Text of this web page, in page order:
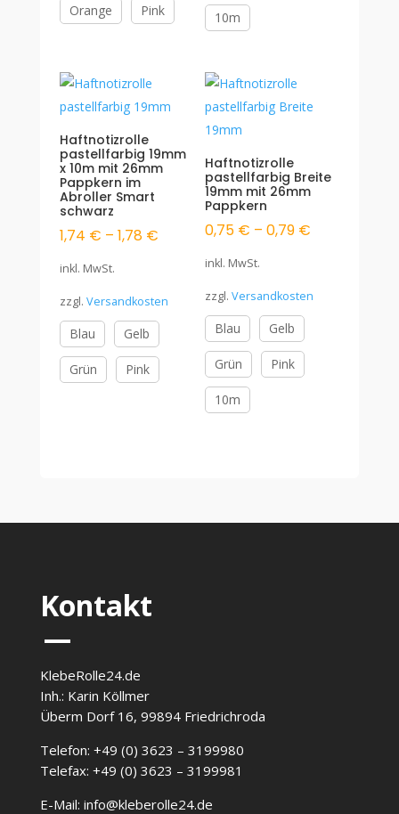
Orange Pink 10m
Haftnotizrolle
pastellfarbig 19mm
x 10m mit 26mm
Pappkern im
Abroller Smart
schwarz
1,74 € – 1,78 €
inkl. MwSt.
zzgl. Versandkosten
Blau Gelb
Grün Pink
Haftnotizrolle
pastellfarbig Breite
19mm mit 26mm
Pappkern
0,75 € –0,79 €
inkl. MwSt.
zzgl.Versandkosten
Blau Gelb
Grün Pink
10m
Kontakt
—
KlebeRolle24.de
Inh.: Karin Köllmer
Überm Dorf 16, 99894 Friedrichroda
Telefon: +49 (0) 3623 – 3199980
Telefax: +49 (0) 3623 – 3199981
E-Mail: info@kleberolle24.de